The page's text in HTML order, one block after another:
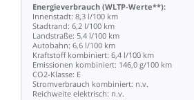
Energieverbrauch (WLTP-Werte**):
Innenstadt: 8,3 l/100 km
Stadtrand: 6,2 l/100 km
Landstraße: 5,4 l/100 km
Autobahn: 6,6 l/100 km
Kraftstoff kombiniert: 6,4 l/100 km
Emissionen kombiniert: 146,0 g/100 km
CO2-Klasse: E
Stromverbrauch kombiniert: n.v.
Reichweite elektrisch: n.v.